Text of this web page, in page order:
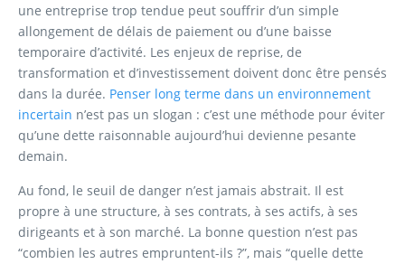
une entreprise trop tendue peut souffrir d’un simple
allongement de délais de paiement ou d’une baisse
temporaire d’activité. Les enjeux de reprise, de
transformation et d’investissement doivent donc être pensés
dans la durée. Penser long terme dans un environnement
incertain n’est pas un slogan : c’est une méthode pour éviter
qu’une dette raisonnable aujourd’hui devienne pesante
demain.
Au fond, le seuil de danger n’est jamais abstrait. Il est
propre à une structure, à ses contrats, à ses actifs, à ses
dirigeants et à son marché. La bonne question n’est pas
“combien les autres empruntent-ils ?”, mais “quelle dette